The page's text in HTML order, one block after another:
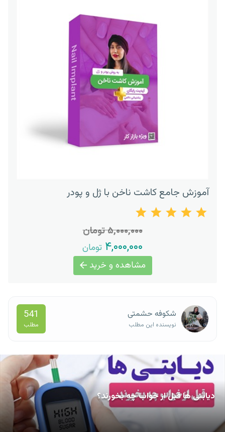
آموزش جامع کاشت ناخن با ژل و پودر
۵,۰۰۰,۰۰۰ تومان
۴,۰۰۰,۰۰۰ تومان
مشاهده و خرید
شکوفه حشمتی
نویسنده این مطلب
541
مطلب
دیابتی ها قبل از خواب چه بخورند؟